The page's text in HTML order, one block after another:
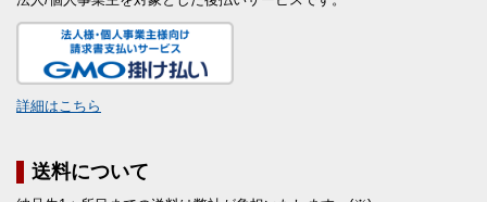
詳細はこちら
送料について